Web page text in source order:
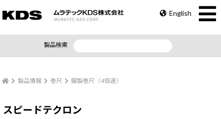
English
製品検索
製品情報 巻尺 鋼製巻尺（4倍速）
スピードテクロン